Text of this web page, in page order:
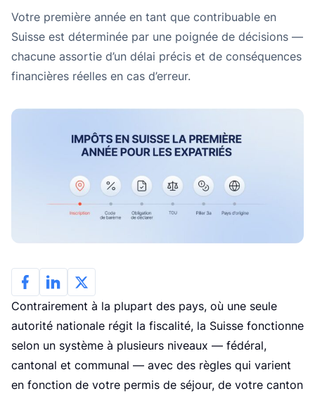
Votre première année en tant que contribuable en
Suisse est déterminée par une poignée de décisions —
chacune assortie d’un délai précis et de conséquences
financières réelles en cas d’erreur.
Contrairement à la plupart des pays, où une seule
autorité nationale régit la fiscalité, la Suisse fonctionne
selon un système à plusieurs niveaux — fédéral,
cantonal et communal — avec des règles qui varient
en fonction de votre permis de séjour, de votre canton